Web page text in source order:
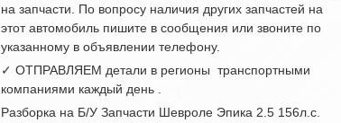
на запчасти. По вопросу наличия других запчастей на
этот автомобиль пишите в сообщения или звоните по
указанному в объявлении телефону.
✓ ОТПРАВЛЯЕМ детали в регионы транспортными
компаниями каждый день .
Разборка на Б/У Запчасти Шевроле Эпика 2.5 156л.с.